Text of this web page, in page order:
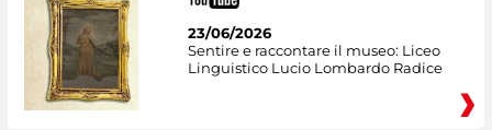
23/06/2026
Sentire e raccontare il museo: Liceo
Linguistico Lucio Lombardo Radice